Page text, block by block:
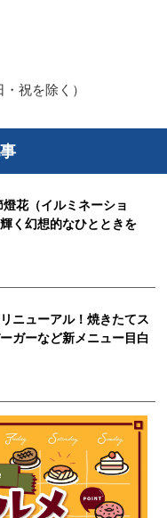
祝を除く）
花（イルミネーショ
く幻想的なひとときを
ニューアル！焼きたてス
ガーなど新メニュー目白